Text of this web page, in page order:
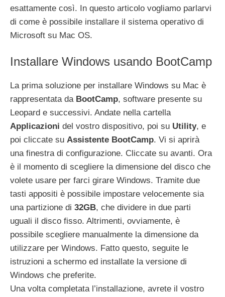
esattamente così. In questo articolo vogliamo parlarvi
di come è possibile installare il sistema operativo di
Microsoft su Mac OS.
Installare Windows usando BootCamp
La prima soluzione per installare Windows su Mac è
rappresentata da BootCamp, software presente su
Leopard e successivi. Andate nella cartella
Applicazioni del vostro dispositivo, poi su Utility, e
poi cliccate su Assistente BootCamp. Vi si aprirà
una finestra di configurazione. Cliccate su avanti. Ora
è il momento di scegliere la dimensione del disco che
volete usare per farci girare Windows. Tramite due
tasti appositi è possibile impostare velocemente sia
una partizione di 32GB, che dividere in due parti
uguali il disco fisso. Altrimenti, ovviamente, è
possibile scegliere manualmente la dimensione da
utilizzare per Windows. Fatto questo, seguite le
istruzioni a schermo ed installate la versione di
Windows che preferite.
Una volta completata l’installazione, avrete il vostro